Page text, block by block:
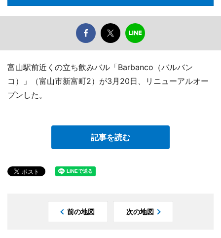
富山駅前近くの立ち飲みバル「Barbanco（バルバン
コ）」（富山市新富町2）が3月20日、リニューアルオー
プンした。
記事を読む
前の地図 次の地図